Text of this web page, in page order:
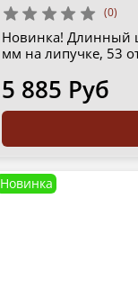
(0)
Новинка! Длинный
мм на липучке, 53
5 885 Руб
Новинка